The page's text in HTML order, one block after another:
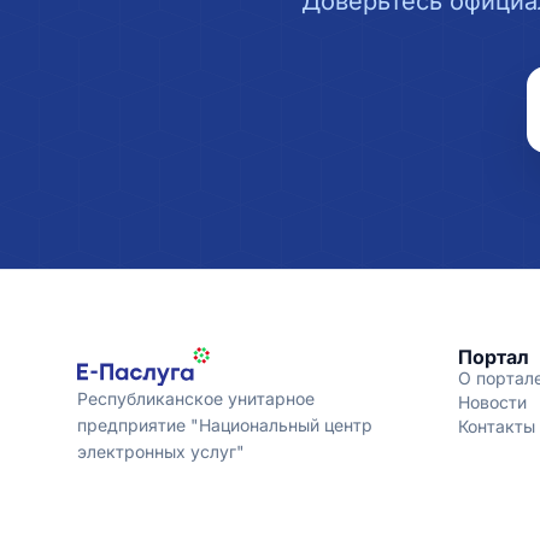
Республиканское унитарное
предприятие "Национальный центр
электронных услуг"
Портал
О
Новости
Контакты